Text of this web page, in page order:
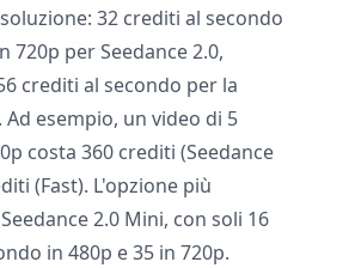
32 crediti al secondo
720p per Seedance 2.0,
crediti al secondo per la
Ad esempio, un video di 5
costa 360 crediti (Seedance
(Fast). L'opzione più
2.0 Mini, con soli 16
in 480p e 35 in 720p.